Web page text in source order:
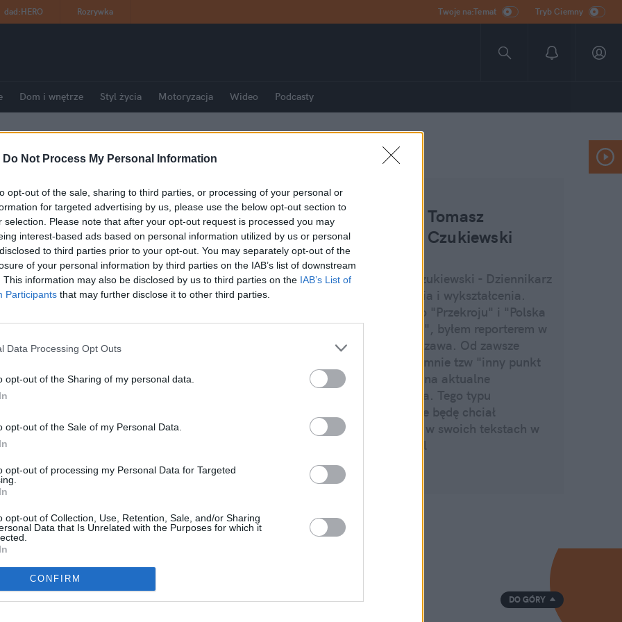
Do Not Process My Personal Information
opt-out of the sale, sharing to third parties, or processing of your personal or
for targeted advertising by us, please use the below opt-out section to
selection. Please note that after your opt-out request is processed you may
interest-based ads based on personal information utilized by us or personal
to third parties prior to your opt-out. You may separately opt-out of the
of your personal information by third parties on the IAB’s list of downstream
This information may also be disclosed by us to third parties on the IAB’s List of
Participants that may further disclose it to other third parties.
Data Processing Opt Outs
opt-out of the Sharing of my personal data.
opt-out of the Sale of my Personal Data.
opt-out of processing my Personal Data for Targeted
opt-out of Collection, Use, Retention, Sale, and/or Sharing
Data that Is Unrelated with the Purposes for which it
CONFIRM
dad:HERO Rozrywka Twoje na:Temat Tryb Ciemny
Dom i wnętrze Styl życia Motoryzacja Wideo Podcasty
to tylko wierzchołek góry
cyfrowo, niepełnosprawnych jeśli chodzi
ważne wielomiliardowe decyzje.
im że "zrobią internety", a my przez
tracimy tylko miliardy złotych,
Tomasz
Czukiewski
Tomasz Czukiewski - Dziennikarz
z powołania i wykształcenia.
Pisałem do "Przekroju" i "Polska
The Times", byłem reporterem w
TVN Warszawa. Od zawsze
interesuje mnie tzw "inny punkt
widzenia" na aktualne
wydarzenia. Tego typu
obserwacje będę chciał
przybliżyć w swoich tekstach w
natemat.pl
Biuro reklamy Rozrywka DO GÓRY